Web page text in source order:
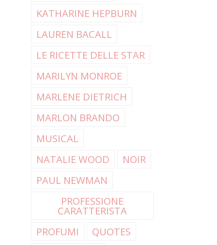
KATHARINE HEPBURN
LAUREN BACALL
LE RICETTE DELLE STAR
MARILYN MONROE
MARLENE DIETRICH
MARLON BRANDO
MUSICAL
NATALIE WOOD
NOIR
PAUL NEWMAN
PROFESSIONE
CARATTERISTA
PROFUMI
QUOTES